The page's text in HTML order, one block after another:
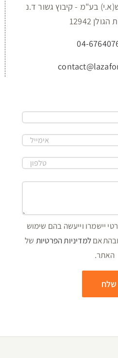
בע"מ - קיבוץ גשור ד.נ
12942
04-
יישמרו וייעשה בהם שימוש
ובהתאםלמדיניות הפרטיות של
האתר.